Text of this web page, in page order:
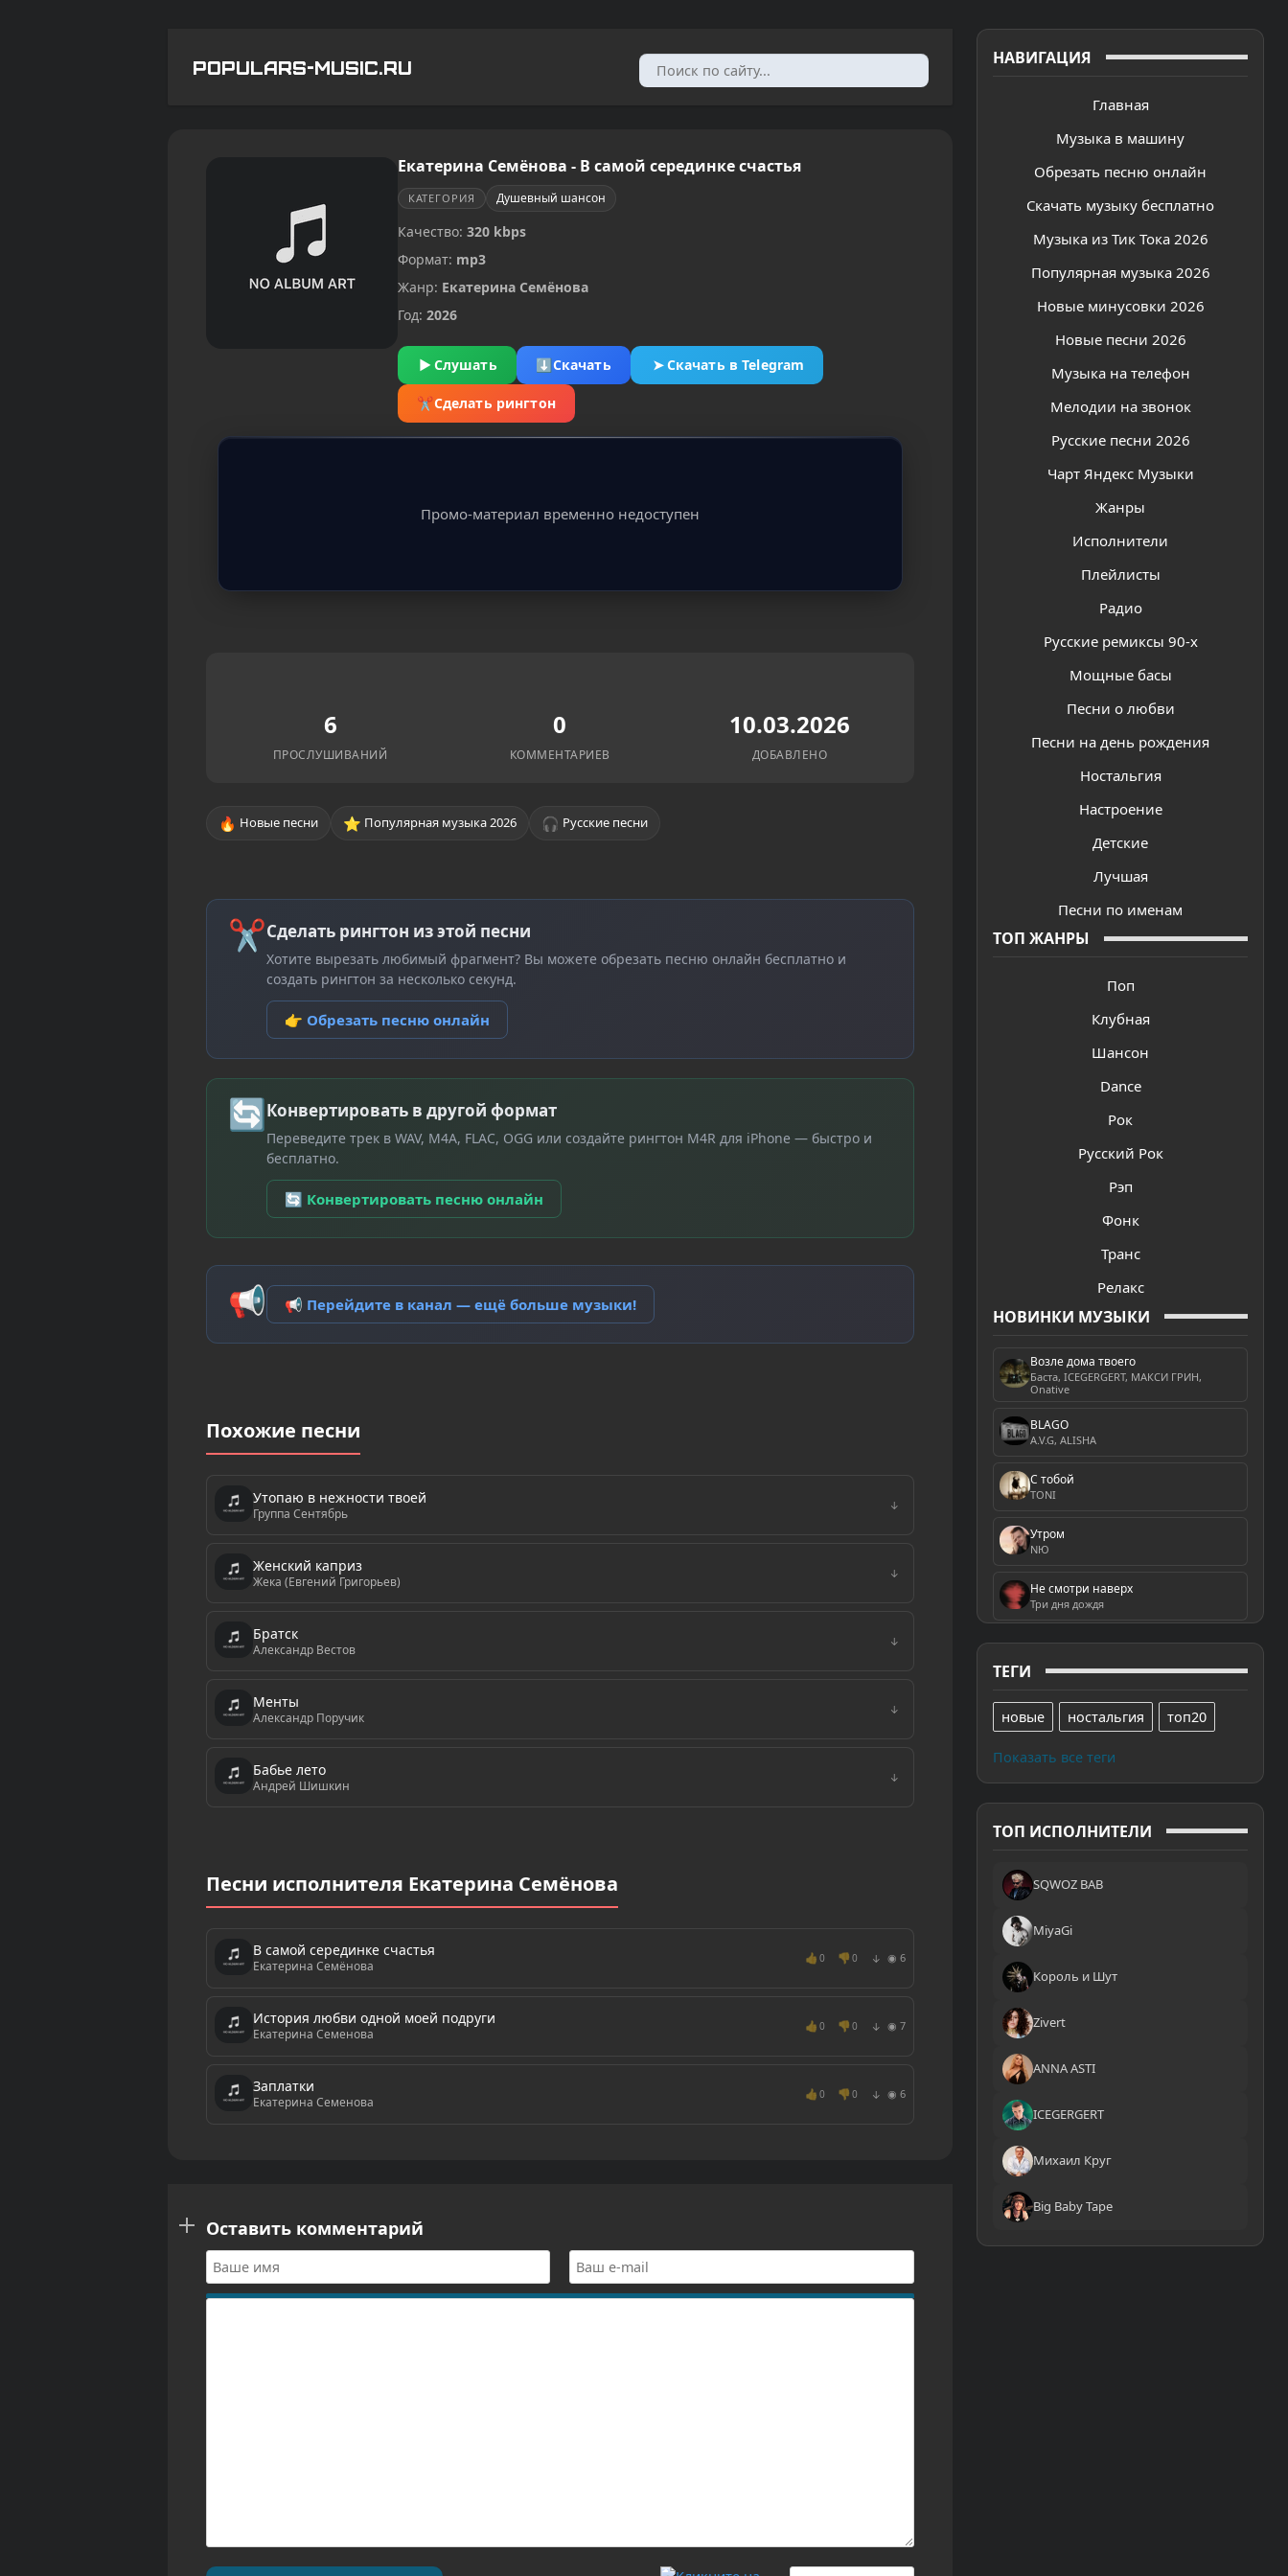
POPULARS-MUSIC.RU НАВИГАЦИЯ
Главная
Музыка в машину
Обрезать песню онлайн
Скачать музыку бесплатно
Музыка из Тик Тока 2026
Популярная музыка 2026
Новые минусовки 2026
Новые песни 2026
Музыка на телефон
Мелодии на звонок
Русские песни 2026
Чарт Яндекс Музыки
Жанры
Исполнители
Плейлисты
Радио
Русские ремиксы 90-х
Мощные басы
Песни о любви
Песни на день рождения
Ностальгия
Настроение
Детские
Лучшая
Песни по именам
ТОП ЖАНРЫ
Поп
Клубная
Шансон
Dance
Рок
Русский Рок
Рэп
Фонк
Транс
Релакс
НОВИНКИ МУЗЫКИ
Возле дома твоего
Баста, ICEGERGERT, МАКСИ ГРИН,
Onative
BLAGO
A.V.G, ALISHA
С тобой
TONI
Утром
NЮ
Не смотри наверх
Три дня дождя
ТЕГИ
новые ностальгия топ20
Показать все теги
ТОП ИСПОЛНИТЕЛИ
SQWOZ BAB
MiyaGi
Король и Шут
Zivert
ANNA ASTI
ICEGERGERT
Михаил Круг
Big Baby Tape
Екатерина Семёнова - В самой серединке счастья
КАТЕГОРИЯ Душевный шансон
Качество: 320 kbps
Формат: mp3
Жанр: Екатерина Семёнова
Год: 2026
▶ Слушать ⬇Скачать ➤Скачать в Telegram
✂Сделать рингтон
Промо-материал временно недоступен
6
ПРОСЛУШИВАНИЙ
0
КОММЕНТАРИЕВ
10.03.2026
ДОБАВЛЕНО
🔥 Новые песни ⭐ Популярная музыка 2026 🎧 Русские песни
✂Сделать рингтон из этой песни
Хотите вырезать любимый фрагмент? Вы можете обрезать песню онлайн бесплатно и
создать рингтон за несколько секунд.
👉 Обрезать песню онлайн
🔄Конвертировать в другой формат
Переведите трек в WAV, M4A, FLAC, OGG или создайте рингтон M4R для iPhone — быстро и
бесплатно.
🔄 Конвертировать песню онлайн
📢 📢 Перейдите в канал — ещё больше музыки!
Похожие песни
Утопаю в нежности твоей
Группа Сентябрь ↓
Женский каприз
Жека (Евгений Григорьев) ↓
Братск
Александр Вестов ↓
Менты
Александр Поручик ↓
Бабье лето
Андрей Шишкин ↓
Песни исполнителя Екатерина Семёнова
В самой серединке счастья
Екатерина Семёнова
👍 0 👎 0 ↓ ◉ 6
История любви одной моей подруги
Екатерина Семенова
👍 0 👎 0 ↓ ◉ 7
Заплатки
Екатерина Семенова
👍 0 👎 0 ↓ ◉ 6
Оставить комментарий